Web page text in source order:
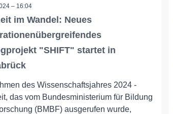
– 16:04
im Wandel: Neues
"SHIFT" startet in
des Wissenschaftsjahres 2024 -
das vom Bundesministerium für Bildung
(BMBF) ausgerufen wurde,